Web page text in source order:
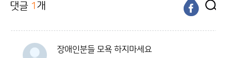
댓글 1 개
장애인분들 모욕 하지마세요